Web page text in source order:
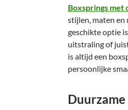
Boxsprings met
stijlen, maten en
geschikte optie
uitstraling of
is altijd een
persoonlijke